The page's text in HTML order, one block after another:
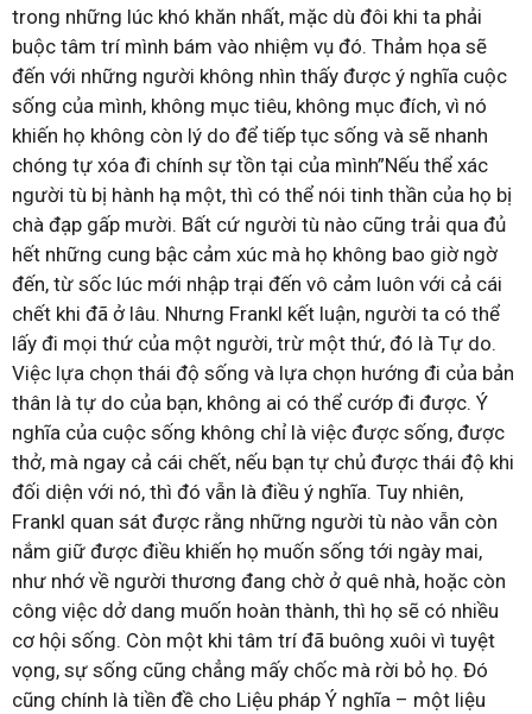
trong những lúc khó khăn nhất, mặc dù đôi khi ta phải
buộc tâm trí mình bám vào nhiệm vụ đó. Thảm họa sẽ
đến với những người không nhìn thấy được ý nghĩa cuộc
sống của mình, không mục tiêu, không mục đích, vì nó
khiến họ không còn lý do để tiếp tục sống và sẽ nhanh
chóng tự xóa đi chính sự tồn tại của mình”Nếu thể xác
người tù bị hành hạ một, thì có thể nói tinh thần của họ bị
chà đạp gấp mười. Bất cứ người tù nào cũng trải qua đủ
hết những cung bậc cảm xúc mà họ không bao giờ ngờ
đến, từ sốc lúc mới nhập trại đến vô cảm luôn với cả cái
chết khi đã ở lâu. Nhưng Frankl kết luận, người ta có thể
lấy đi mọi thứ của một người, trừ một thứ, đó là Tự do.
Việc lựa chọn thái độ sống và lựa chọn hướng đi của bản
thân là tự do của bạn, không ai có thể cướp đi được. Ý
nghĩa của cuộc sống không chỉ là việc được sống, được
thở, mà ngay cả cái chết, nếu bạn tự chủ được thái độ khi
đối diện với nó, thì đó vẫn là điều ý nghĩa. Tuy nhiên,
Frankl quan sát được rằng những người tù nào vẫn còn
nắm giữ được điều khiến họ muốn sống tới ngày mai,
như nhớ về người thương đang chờ ở quê nhà, hoặc còn
công việc dở dang muốn hoàn thành, thì họ sẽ có nhiều
cơ hội sống. Còn một khi tâm trí đã buông xuôi vì tuyệt
vọng, sự sống cũng chẳng mấy chốc mà rời bỏ họ. Đó
cũng chính là tiền đề cho Liệu pháp Ý nghĩa – một liệu